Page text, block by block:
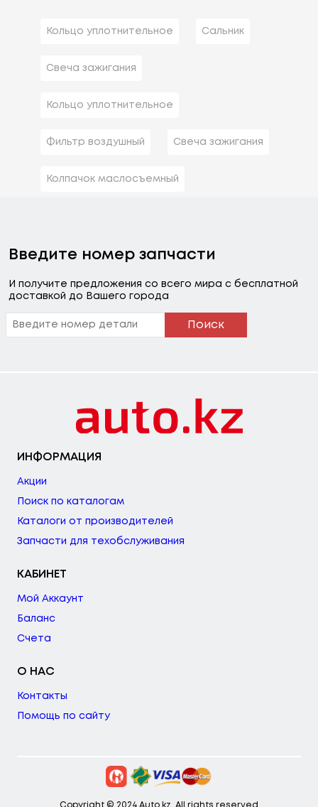
Кольцо уплотнительное Сальник
Свеча зажигания
Кольцо уплотнительное
Фильтр воздушный Свеча зажигания
Колпачок маслосъемный
Введите номер запчасти
И получите предложения со всего мира с бесплатной
доставкой до Вашего города
Поиск
ИНФОРМАЦИЯ
Акции
Поиск по каталогам
Каталоги от производителей
Запчасти для техобслуживания
КАБИНЕТ
Мой Аккаунт
Баланс
Счета
О НАС
Контакты
Помощь по сайту
Copyright © 2024 Auto.kz. All rights reserved